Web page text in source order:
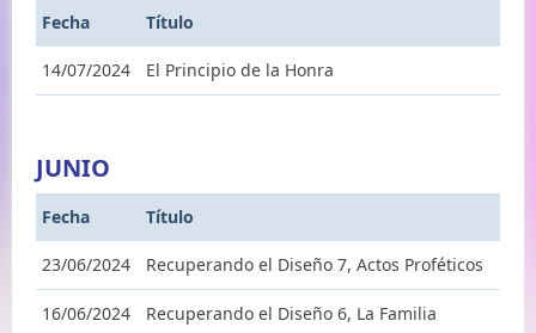
Fecha Título
14/07/2024 El Principio de la Honra
JUNIO
Fecha Título
23/06/2024 Recuperando el Diseño 7, Actos Proféticos
16/06/2024 Recuperando el Diseño 6, La Familia